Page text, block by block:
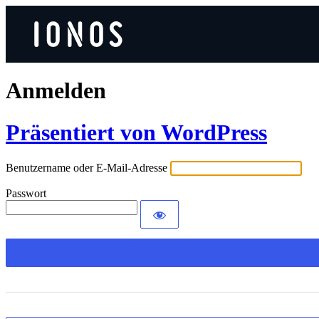
Anmelden
Präsentiert von WordPress
Benutzername oder E-Mail-Adresse
Passwort